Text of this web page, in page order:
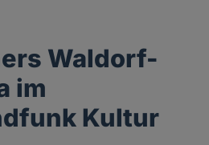
Waldorf-
im
Kultur